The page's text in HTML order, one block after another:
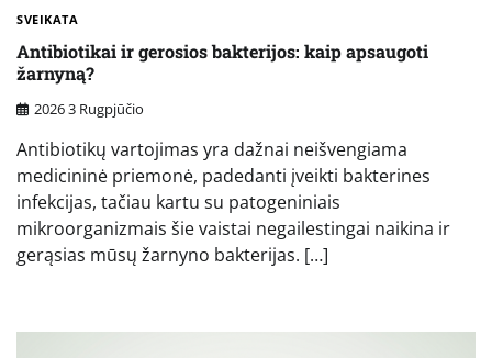
SVEIKATA
Antibiotikai ir gerosios bakterijos: kaip apsaugoti
žarnyną?
2026 3 Rugpjūčio
Antibiotikų vartojimas yra dažnai neišvengiama
medicininė priemonė, padedanti įveikti bakterines
infekcijas, tačiau kartu su patogeniniais
mikroorganizmais šie vaistai negailestingai naikina ir
gerąsias mūsų žarnyno bakterijas. […]